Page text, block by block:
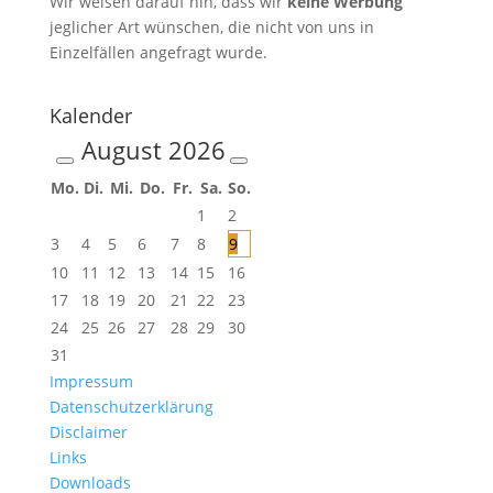
jeglicher Art wünschen, die nicht von uns in
Einzelfällen angefragt wurde.
Kalender
August 2026
Mo. Di. Mi. Do. Fr. Sa. So.
1
2
3
4 5 6 7 8
9
10
11 12 13 14 15
16
17
18 19 20 21 22
23
24
25 26 27 28 29
30
31
Impressum
Datenschutzerklärung
Disclaimer
Links
Downloads